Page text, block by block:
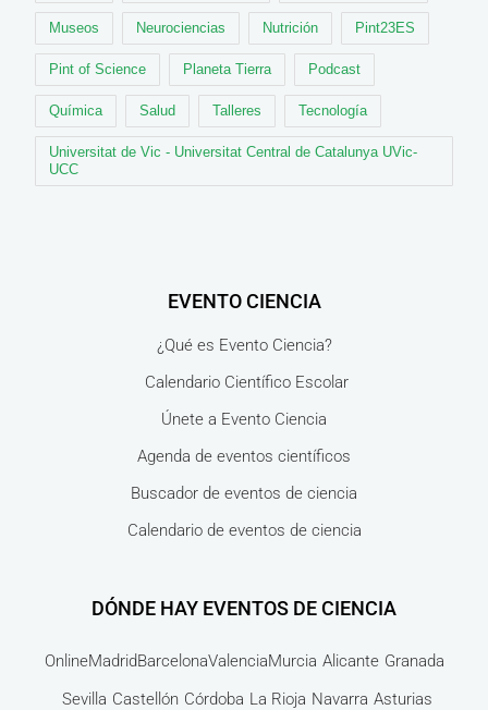
Museos Neurociencias Nutrición Pint23ES
Pint of Science Planeta Tierra Podcast
Química Salud Talleres Tecnología
Universitat de Vic - Universitat Central de Catalunya UVic-
UCC
EVENTO CIENCIA
¿Qué es Evento Ciencia?
Calendario Científico Escolar
Únete a Evento Ciencia
Agenda de eventos científicos
Buscador de eventos de ciencia
Calendario de eventos de ciencia
DÓNDE HAY EVENTOS DE CIENCIA
OnlineMadridBarcelonaValenciaMurcia Alicante Granada
Sevilla Castellón Córdoba La Rioja Navarra Asturias